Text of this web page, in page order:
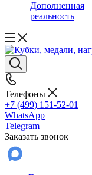
Дополненная
реальность
Телефоны
+7 (499) 151-52-01
WhatsApp
Telegram
Заказать звонок